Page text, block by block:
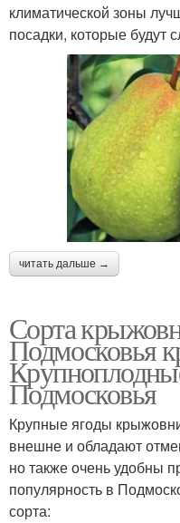
климатической зоны
посадки, которые будут
читать дальше →
Сорта
Подмосковья
Подмосковья
Крупные ягоды
внешне и обладают
но также очень удобны
популярность в
сорта: